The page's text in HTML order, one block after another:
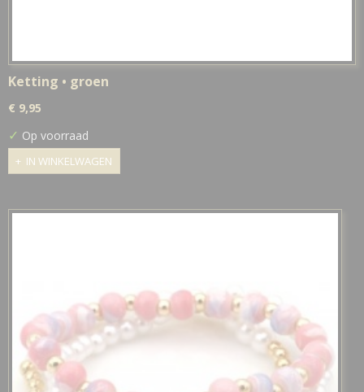
Ketting • groen
€ 9,95
✓ Op voorraad
IN WINKELWAGEN